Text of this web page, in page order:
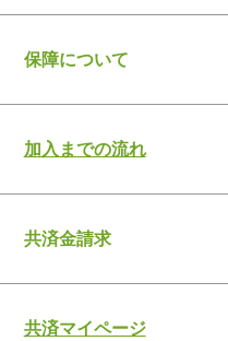
保障について
加入までの流れ
共済金請求
共済マイページ